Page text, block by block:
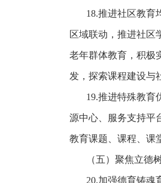
18.推进社区教育
区域联动，推进社区
老年群体教育，积极
发，探索课程建设与
19.推进特殊教育
源中心、服务支持平
教育课题、课程、课
（五）聚焦立德
20.加强德育铸魂